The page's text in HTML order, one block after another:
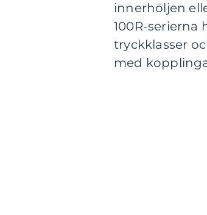
innerhöljen
100R-serierna
tryckklasser
med